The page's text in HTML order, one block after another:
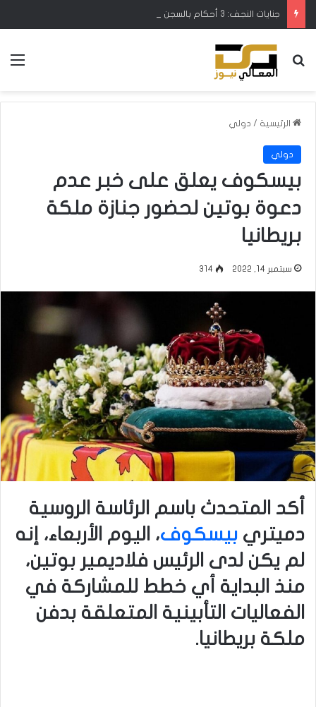
بحث عن
الرئيسية / دولي
دولي
بيسكوف يعلق على خبر عدم
دعوة بوتين لحضور جنازة ملكة
بريطانيا
سبتمبر 14, 2022 314
أكد المتحدث باسم الرئاسة الروسية
دميتري بيسكوف، اليوم الأربعاء، إنه
لم يكن لدى الرئيس فلاديمير بوتين،
منذ البداية أي خطط للمشاركة في
الفعاليات التأبينية المتعلقة بدفن
ملكة بريطانيا.